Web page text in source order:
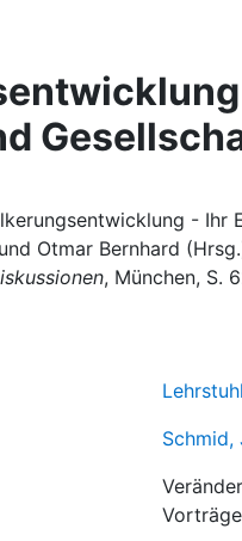
-
Otmar Bernhard
, München, S.
Schmid,